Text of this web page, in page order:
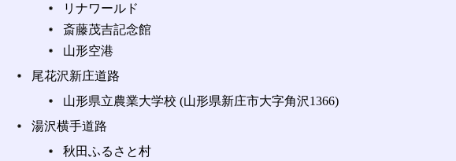
リナワールド
斎藤茂吉記念館
山形空港
尾花沢新庄道路
山形県立農業大学校 (山形県新庄市大字角沢1366)
湯沢横手道路
秋田ふるさと村